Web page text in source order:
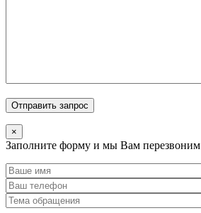
×
Заполните форму и мы Вам перезвоним